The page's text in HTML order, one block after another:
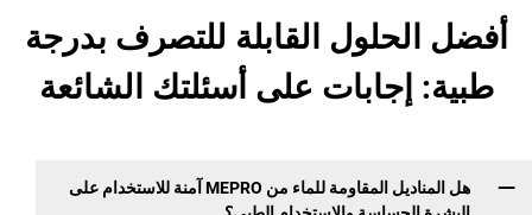
أفضل الحلول القابلة للتصرف بدرجة
طبية: إجابات على أسئلتك الشائعة
هل المناديل المقاومة للماء من MEPRO آمنة للاستخدام على